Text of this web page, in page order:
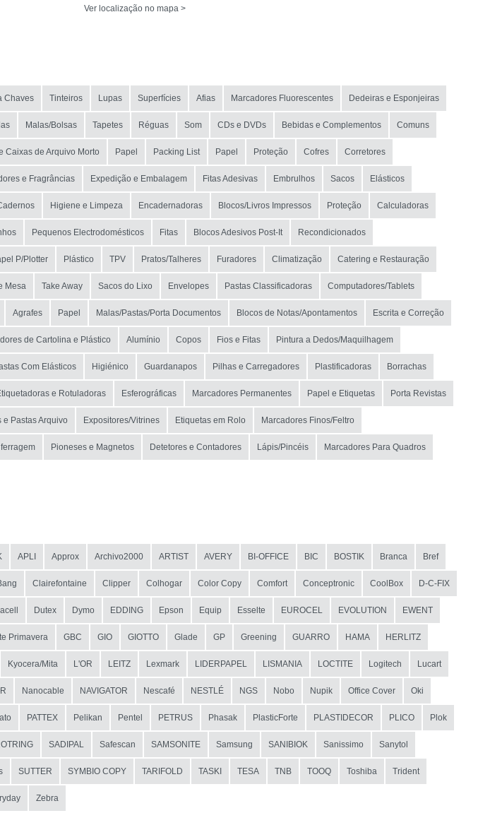
Ver localização no mapa >
Chaves Tinteiros Lupas Superfícies Afias Marcadores Fluorescentes Dedeiras e Esponjeiras
Malas/Bolsas Tapetes Réguas Som CDs e DVDs Bebidas e Complementos Comuns
Caixas de Arquivo Morto Papel Packing List Papel Proteção Cofres Corretores
e Fragrâncias Expedição e Embalagem Fitas Adesivas Embrulhos Sacos Elásticos
Higiene e Limpeza Encadernadoras Blocos/Livros Impressos Proteção Calculadoras
Pequenos Electrodomésticos Fitas Blocos Adesivos Post-It Recondicionados
P/Plotter Plástico TPV Pratos/Talheres Furadores Climatização Catering e Restauração
Mesa Take Away Sacos do Lixo Envelopes Pastas Classificadoras Computadores/Tablets
Agrafes Papel Malas/Pastas/Porta Documentos Blocos de Notas/Apontamentos Escrita e Correção
de Cartolina e Plástico Alumínio Copos Fios e Fitas Pintura a Dedos/Maquilhagem
Com Elásticos Higiénico Guardanapos Pilhas e Carregadores Plastificadoras Borrachas
e Rotuladoras Esferográficas Marcadores Permanentes Papel e Etiquetas Porta Revistas
e Pastas Arquivo Expositores/Vitrines Etiquetas em Rolo Marcadores Finos/Feltro
Pioneses e Magnetos Detetores e Contadores Lápis/Pincéis Marcadores Para Quadros
APLI Approx Archivo2000 ARTIST AVERY BI-OFFICE BIC BOSTIK Branca Bref
Clairefontaine Clipper Colhogar Color Copy Comfort Conceptronic CoolBox D-C-FIX
Dutex Dymo EDDING Epson Equip Esselte EUROCEL EVOLUTION EWENT
Primavera GBC GIO GIOTTO Glade GP Greening GUARRO HAMA HERLITZ
Kyocera/Mita L'OR LEITZ Lexmark LIDERPAPEL LISMANIA LOCTITE Logitech Lucart
Nanocable NAVIGATOR Nescafé NESTLÉ NGS Nobo Nupik Office Cover Oki
PATTEX Pelikan Pentel PETRUS Phasak PlasticForte PLASTIDECOR PLICO Plok
SADIPAL Safescan SAMSONITE Samsung SANIBIOK Sanissimo Sanytol
SUTTER SYMBIO COPY TARIFOLD TASKI TESA TNB TOOQ Toshiba Trident
Zebra